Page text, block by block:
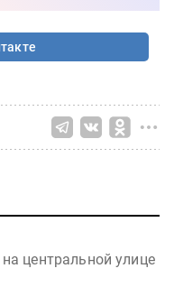
центральной улице